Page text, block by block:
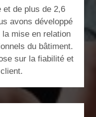
et de plus de 2,6
avons développé
mise en relation
du bâtiment.
sur la fiabilité et